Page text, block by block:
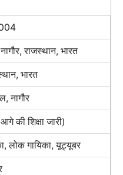
राजस्थान, भारत
भारत
नागौर
की शिक्षा जारी)
लोक गायिका, यूट्यूबर